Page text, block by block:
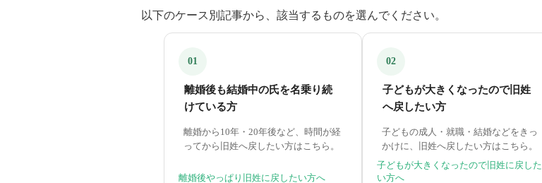
以下のケース別記事から、該当するものを選んでください。
01
離婚後も結婚中の氏を名乗り続
けている方
離婚から10年・20年後など、時間が経
ってから旧姓へ戻したい方はこちら。
離婚後やっぱり旧姓に戻したい方へ
02
子どもが大きくなったので旧姓
へ戻したい方
子どもの成人・就職・結婚などをきっ
かけに、旧姓へ戻したい方はこちら。
子どもが大きくなったので旧姓に戻した
い方へ